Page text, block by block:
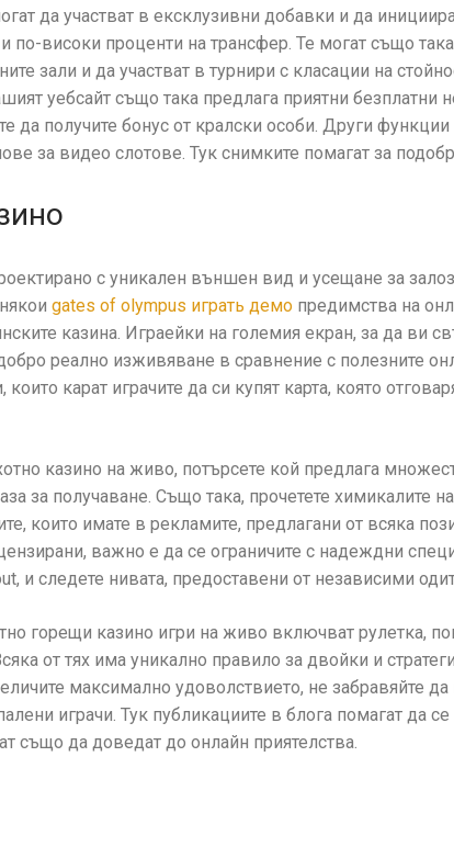
да участват в ексклузивни добавки и да
по-високи проценти на трансфер. Те могат също
зали и да участват в турнири с класации на
уебсайт също така предлага приятни безплатни
да получите бонус от кралски особи. Други
за видео слотове. Тук снимките помагат за
с уникален външен вид и усещане за
gates of olympus играть демопредимства на
казина. Играейки на големия екран, за да ви
реално изживяване в сравнение с полезните
карат играчите да си купят карта, която
казино на живо, потърсете кой предлага
за получаване. Също така, прочетете химикалите
които имате в рекламите, предлагани от всяка
важно е да се ограничите с надеждни
и следете нивата, предоставени от независими
горещи казино игри на живо включват рулетка,
от тях има уникално правило за двойки и
максимално удоволствието, не забравяйте да
играчи. Тук публикациите в блога помагат да
също да доведат до онлайн приятелства.